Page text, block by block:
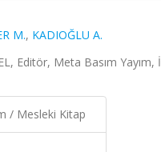
M., KADIOĞLU A.
Editör, Meta Basım Yayım,
/ Mesleki Kitap